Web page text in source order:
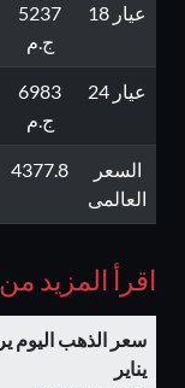
عيار 18
5237
ج.م
عيار 24
6983
ج.م
السعر
العالمى
4377.8
اقرأ المزيد من
يناير